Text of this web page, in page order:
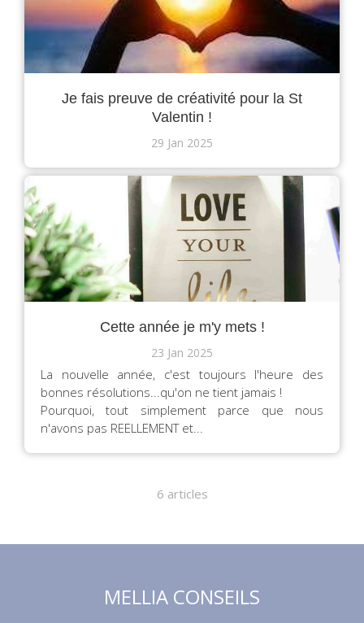
Je fais preuve de créativité pour la St
Valentin !
29 Jan 2025
Cette année je m'y mets !
23 Jan 2025
La nouvelle année, c'est toujours l'heure des
bonnes résolutions...qu'on ne tient jamais !
Pourquoi, tout simplement parce que nous
n'avons pas REELLEMENT et...
6 articles
MELLIA CONSEILS